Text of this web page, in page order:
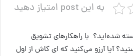
به این post امتیاز دهید
شده‌اید؟ با راهکارهای تشویق
آیا آرزو می‌کنید که ای‌ کاش از اول